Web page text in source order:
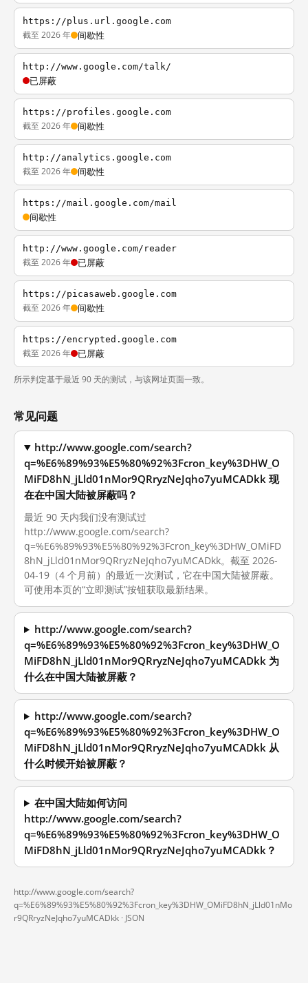
https://plus.url.google.com
截至 2026 年 间歇性
http://www.google.com/talk/
已屏蔽
https://profiles.google.com
截至 2026 年 间歇性
http://analytics.google.com
截至 2026 年 间歇性
https://mail.google.com/mail
间歇性
http://www.google.com/reader
截至 2026 年 已屏蔽
https://picasaweb.google.com
截至 2026 年 间歇性
https://encrypted.google.com
截至 2026 年 已屏蔽
所示判定基于最近 90 天的测试，与该网址页面一致。
常见问题
http://www.google.com/search?
q=%E6%89%93%E5%80%92%3Fcron_key%3DHW_O
MiFD8hN_jLld01nMor9QRryzNeJqho7yuMCADkk 现
在在中国大陆被屏蔽吗？
最近 90 天内我们没有测试过
http://www.google.com/search?
q=%E6%89%93%E5%80%92%3Fcron_key%3DHW_OMiFD
8hN_jLld01nMor9QRryzNeJqho7yuMCADkk。截至 2026-
04-19（4 个月前）的最近一次测试，它在中国大陆被屏蔽。
可使用本页的“立即测试”按钮获取最新结果。
http://www.google.com/search?
q=%E6%89%93%E5%80%92%3Fcron_key%3DHW_O
MiFD8hN_jLld01nMor9QRryzNeJqho7yuMCADkk 为
什么在中国大陆被屏蔽？
http://www.google.com/search?
q=%E6%89%93%E5%80%92%3Fcron_key%3DHW_O
MiFD8hN_jLld01nMor9QRryzNeJqho7yuMCADkk 从
什么时候开始被屏蔽？
在中国大陆如何访问
http://www.google.com/search?
q=%E6%89%93%E5%80%92%3Fcron_key%3DHW_O
MiFD8hN_jLld01nMor9QRryzNeJqho7yuMCADkk？
http://www.google.com/search?
q=%E6%89%93%E5%80%92%3Fcron_key%3DHW_OMiFD8hN_jLld01nMo
r9QRryzNeJqho7yuMCADkk · JSON